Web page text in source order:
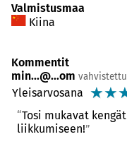
Valmistusmaa
Kiina
Kommentit
min...@...om vahvistettu
Yleisarvosana ☆☆
Tosi mukavat
liikkumiseen!